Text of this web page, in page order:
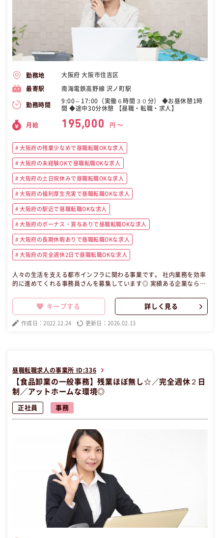
勤務地 大阪府 大阪市住吉区
最寄駅 南海電鉄高野線 沢ノ町駅
勤務時間
9:00～17:00（実働６時間３０分） ◆お昼休憩1時
間 ◆途中30分休憩 【昼職・転職・求人】
月給 195,000 円 〜
大阪府の残業少なめで昼職転職OKな求人
大阪府の未経験OKで昼職転職OKな求人
大阪府の土日祝休みで昼職転職OKな求人
大阪府の福利厚生充実で昼職転職OKな求人
大阪府の駅近で昼職転職OKな求人
大阪府のボーナス・賞与ありで昼職転職OKな求人
大阪府の長期休暇ありで昼職転職OKな求人
大阪府の完全週休2日で昼職転職OKな求人
人々の生活を支える都市インフラに関わる事業です。 社内業務を効率
的に進めてくれる事務員さんを募集しています◎ 実績ある企業ならで
けます♪ 残業はしない方針でほぼ全員が定時で退勤しています！ 完全
週休2日制なので、ご自身に合ったワークバランスを確立して頂けま
す★ 未経験でもやる気がある方のご応募をお待ちしております！！
【昼職・転職・求人】 この昼職求人は大阪府大阪市住吉区正社員事務
キープする 詳しく見る
作成日：2022.12.24 更新日：2026.02.13
昼職転職求人の事業所 ID:336
【食品卸業の一般事務】残業ほぼ無し☆／完全週休２日
制／アットホームな環境◎
正社員 事務